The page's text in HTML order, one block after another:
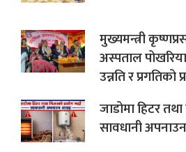
मुख्यमन्त्री
अस्पताल
उन्नति र प्रगतिको
जाडोमा हिटर तथा
सावधानी